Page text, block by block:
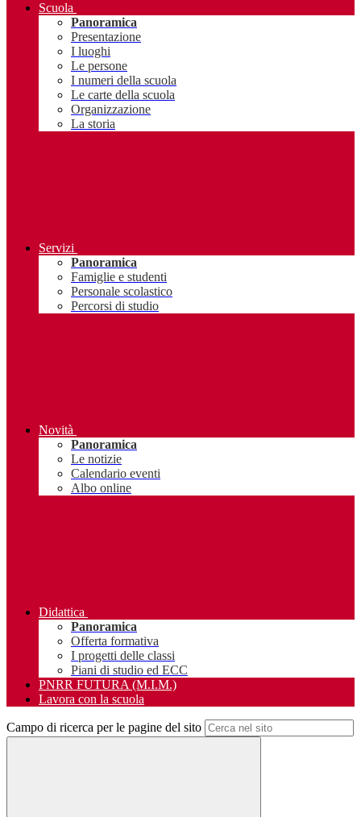
Scuola
Panoramica
Presentazione
I luoghi
Le persone
I numeri della scuola
Le carte della scuola
Organizzazione
La storia
Servizi
Panoramica
Famiglie e studenti
Personale scolastico
Percorsi di studio
Novità
Panoramica
Le notizie
Calendario eventi
Albo online
Didattica
Panoramica
Offerta formativa
I progetti delle classi
Piani di studio ed ECC
PNRR FUTURA (M.I.M.)
Lavora con la scuola
Campo di ricerca per le pagine del sito